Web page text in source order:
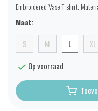
Embroidered Vase T-shirt.
Maat:
S M L XL
Op voorraad